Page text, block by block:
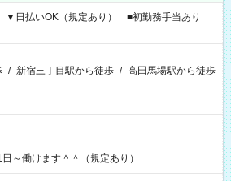
▼日払いOK（規定あり） ■初勤務手当あり
/ 新宿三丁目駅から徒歩 / 高田馬場駅から徒歩
～働けます＾＾（規定あり）